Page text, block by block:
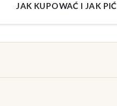
JAK KUPOWAĆ I JAK PIĆ